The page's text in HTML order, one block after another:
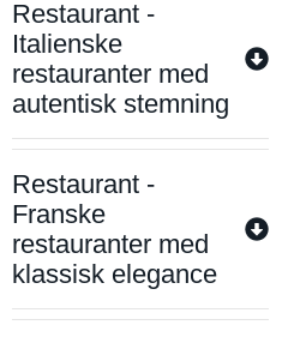
Restaurant -
Italienske
restauranter med
autentisk stemning
Restaurant -
Franske
restauranter med
klassisk elegance